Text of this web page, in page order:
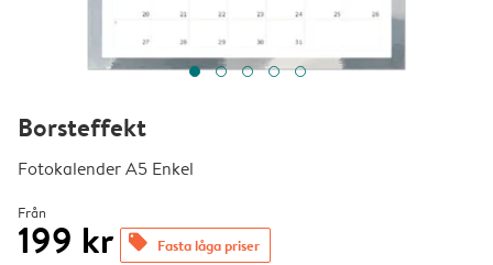
Borsteffekt
Fotokalender A5 Enkel
Från
199 kr offers Fasta låga priser